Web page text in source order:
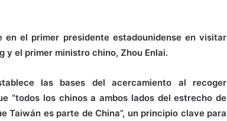
en el primer presidente estadounidense en visitar
y el primer ministro chino, Zhou Enlai.
las bases del acercamiento al recoger
“todos los chinos a ambos lados del estrecho de
Taiwán es parte de China”, un principio clave para